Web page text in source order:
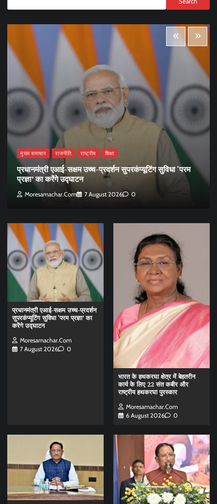
मुख्य समाचार राजनीति राष्ट्रीय शिक्षा
प्रधानमंत्री एआई-सक्षम उच्च-प्रदर्शन सुपरकंप्यूटिंग सुविधा ‘परम
प्रज्ञा’ का करेंगे उद्घाटन
Moresamachar.com 7 August 2026 0
प्रधानमंत्री एआई-सक्षम उच्च-प्रदर्शन
सुपरकंप्यूटिंग सुविधा ‘परम प्रज्ञा’ का
करेंगे उद्घाटन
Moresamachar.com
7 August 2026
0
भारत के हथकरघा क्षेत्र में बेहतरीन
कार्य के लिए 22 संत कबीर और
राष्ट्रीय हथकरघा पुरस्कार
Moresamachar.com
6 August 2026
0